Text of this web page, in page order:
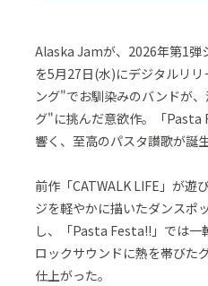
Alaska Jamが、2026年第1弾
を5月27日(水)にデジタルリ
ング"でお馴染みのバンドが
グ"に挑んだ意欲作。「Pasta
響く、至高のパスタ讃歌が誕生
前作「CATWALK LIFE」が遊
ジを軽やかに描いたダンスポ
し、「Pasta Festa!!」では一
ロックサウンドに熱を帯びた
仕上がった。